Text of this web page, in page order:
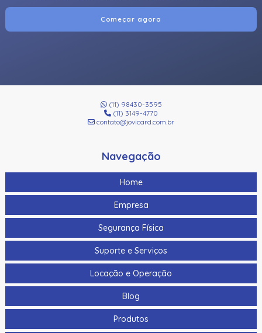
Começar agora
(11) 98430-3595
(11) 3149-4770
contato@jovicard.com.br
Navegação
Home
Empresa
Segurança Física
Suporte e Serviços
Locação e Operação
Blog
Produtos